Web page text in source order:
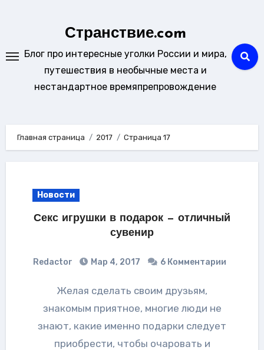
Странствие.com
Блог про интересные уголки России и мира,
путешествия в необычные места и
нестандартное времяпрепровождение
Главная страница 2017 Страница 17
Новости
Секс игрушки в подарок — отличный
сувенир
Redactor Мар 4, 2017 6 Комментарии
Желая сделать своим друзьям,
знакомым приятное, многие люди не
знают, какие именно подарки следует
приобрести, чтобы очаровать и